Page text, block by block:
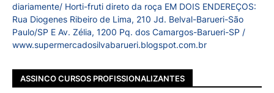
diariamente/ Horti-fruti direto da roça EM DOIS ENDEREÇOS:
Rua Diogenes Ribeiro de Lima, 210 Jd. Belval-Barueri-São
Paulo/SP E Av. Zélia, 1200 Pq. dos Camargos-Barueri-SP /
www.supermercadosilvabarueri.blogspot.com.br
ASSINCO CURSOS PROFISSIONALIZANTES